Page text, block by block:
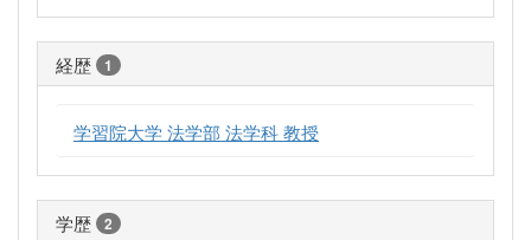
経歴 1
学習院大学 法学部 法学科 教授
学歴 2